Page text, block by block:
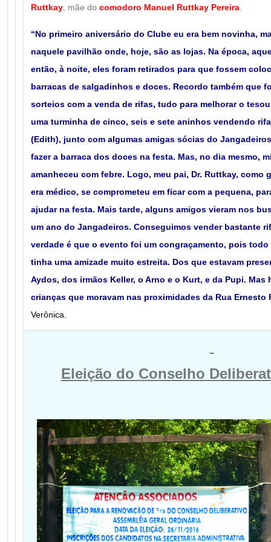
Ruttkay , mãe do comodoro Manuel Ruttkay Pereira
“No primeiro aniversário do Clube eu era bem novinha,
naquele pavilhão onde, hoje, são as lojas. Na época,
então, à noite, eles foram retirados para que fossem
barracas de salgadinhos e doces. Recordo também que
sorteios com a venda de rifas, tudo para melhorar o
uma turminha de cinco, seis e sete aninhos vendendo
(Edith), junto com algumas amigas sócias do
fazer a barraca dos doces na festa. Mas, no dia mesmo,
amanheceu com febre. Logo, meu pai, Dr. Ruttkay, como
era médico, se comprometeu em ficar com a pequena,
ajudar na festa. Mais tarde, alguns amigos vieram nos
um ano do Jangadeiros. Conseguimos vender bastante
verdade é que o evento foi um congraçamento, pois
tinha uma amizade muito estreita. Dos que estavam
Aydos, dos irmãos Keller, o Arno e o Kurt, e da Pupi. Mas
crianças que moravam nas proximidades da Rua Ernesto
Verônica
Eleição do Conselho